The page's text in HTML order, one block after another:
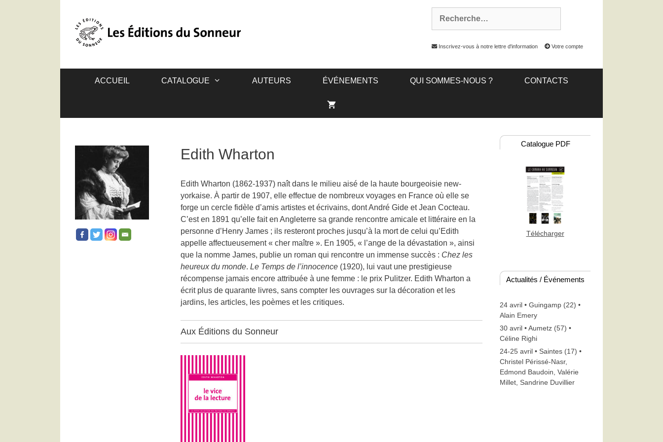
Inscrivez-vous à notre lettre d'information Votre compte
ACCUEIL CATALOGUE AUTEURS ÉVÉNEMENTS QUI SOMMES-NOUS ? CONTACTS
Edith Wharton
Edith Wharton (1862-1937) naît dans le milieu aisé de la haute bourgeoisie new-
yorkaise. À partir de 1907, elle effectue de nombreux voyages en France où elle se
forge un cercle fidèle d’amis artistes et écrivains, dont André Gide et Jean Cocteau.
C’est en 1891 qu’elle fait en Angleterre sa grande rencontre amicale et littéraire en la
personne d’Henry James ; ils resteront proches jusqu’à la mort de celui qu’Edith
appelle affectueusement « cher maître ». En 1905, « l’ange de la dévastation », ainsi
que la nomme James, publie un roman qui rencontre un immense succès : Chez les
heureux du monde. Le Temps de l’innocence (1920), lui vaut une prestigieuse
récompense jamais encore attribuée à une femme : le prix Pulitzer. Edith Wharton a
écrit plus de quarante livres, sans compter les ouvrages sur la décoration et les
jardins, les articles, les poèmes et les critiques.
Aux Éditions du Sonneur
Catalogue PDF
Télécharger
Actualités / Événements
24 avril • Guingamp (22) •
Alain Emery
30 avril • Aumetz (57) •
Céline Righi
24-25 avril • Saintes (17) •
Christel Périssé-Nasr,
Edmond Baudoin, Valérie
Millet, Sandrine Duvillier